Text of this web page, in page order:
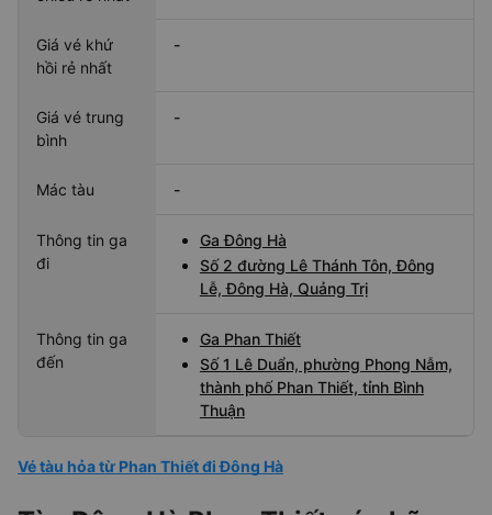
Giá vé khứ
hồi rẻ nhất
-
Giá vé trung
bình
-
Mác tàu -
Thông tin ga
đi
Ga Đông Hà
Số 2 đường Lê Thánh Tôn, Đông
Lễ, Đông Hà, Quảng Trị
Thông tin ga
đến
Ga Phan Thiết
Số 1 Lê Duẩn, phường Phong Nẫm,
thành phố Phan Thiết, tỉnh Bình
Thuận
Vé tàu hỏa từ Phan Thiết đi Đông Hà